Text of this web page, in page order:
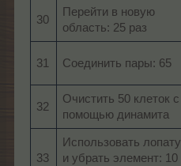
30
Перейти в новую
область: 25 раз
31 Соединить пары: 65
32
Очистить 50 клеток с
помощью динамитa
33
Использовать лопату
и убрать элемент: 10